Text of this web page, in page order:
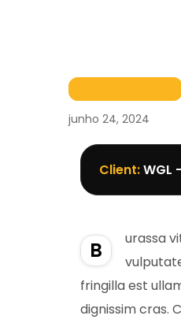
junho 24, 2024
Client:WGL
B
urassa
fringilla est
dignissim cras.